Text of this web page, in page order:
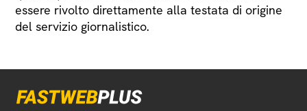
essere rivolto direttamente alla testata di origine
del servizio giornalistico.